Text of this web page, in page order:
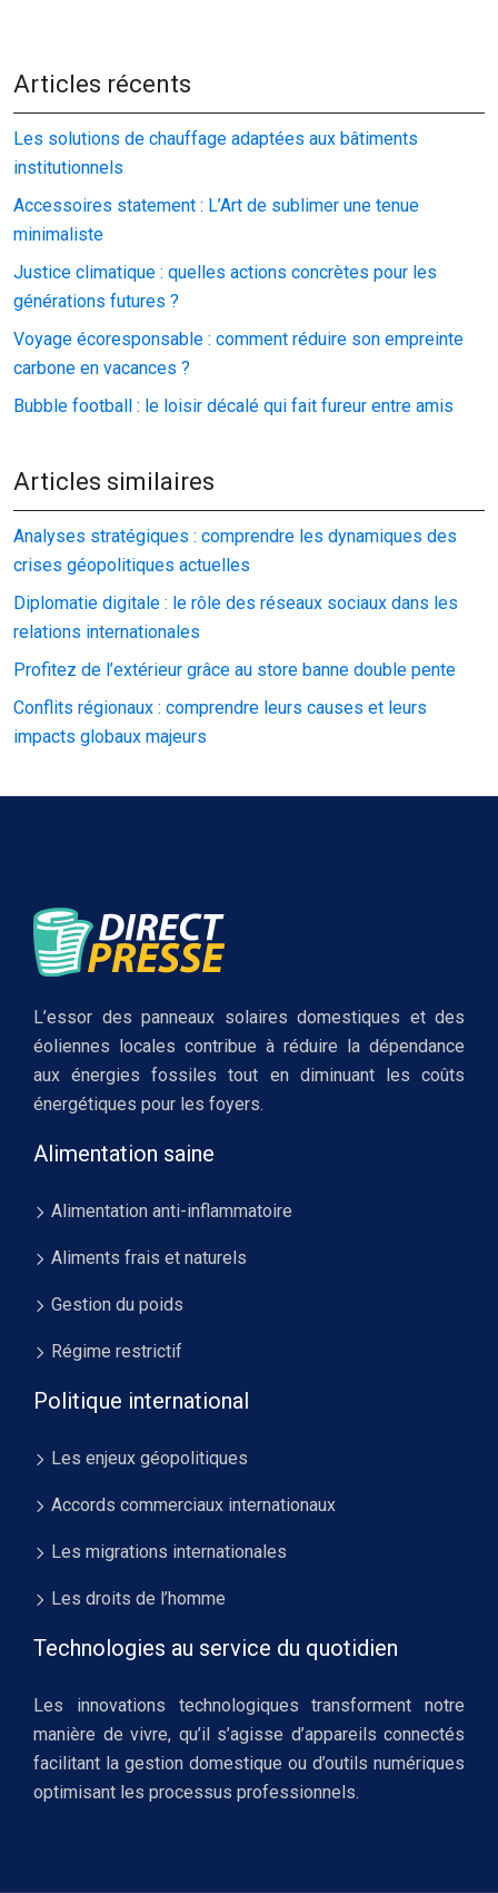
Articles récents
Les solutions de chauffage adaptées aux bâtiments
institutionnels
Accessoires statement : L’Art de sublimer une tenue
minimaliste
Justice climatique : quelles actions concrètes pour les
générations futures ?
Voyage écoresponsable : comment réduire son empreinte
carbone en vacances ?
Bubble football : le loisir décalé qui fait fureur entre amis
Articles similaires
Analyses stratégiques : comprendre les dynamiques des
crises géopolitiques actuelles
Diplomatie digitale : le rôle des réseaux sociaux dans les
relations internationales
Profitez de l’extérieur grâce au store banne double pente
Conflits régionaux : comprendre leurs causes et leurs
impacts globaux majeurs
L’essor des panneaux solaires domestiques et des
éoliennes locales contribue à réduire la dépendance
aux énergies fossiles tout en diminuant les coûts
énergétiques pour les foyers.
Alimentation saine
Alimentation anti-inflammatoire
Aliments frais et naturels
Gestion du poids
Régime restrictif
Politique international
Les enjeux géopolitiques
Accords commerciaux internationaux
Les migrations internationales
Les droits de l’homme
Technologies au service du quotidien
Les innovations technologiques transforment notre
manière de vivre, qu’il s’agisse d’appareils connectés
facilitant la gestion domestique ou d’outils numériques
optimisant les processus professionnels.